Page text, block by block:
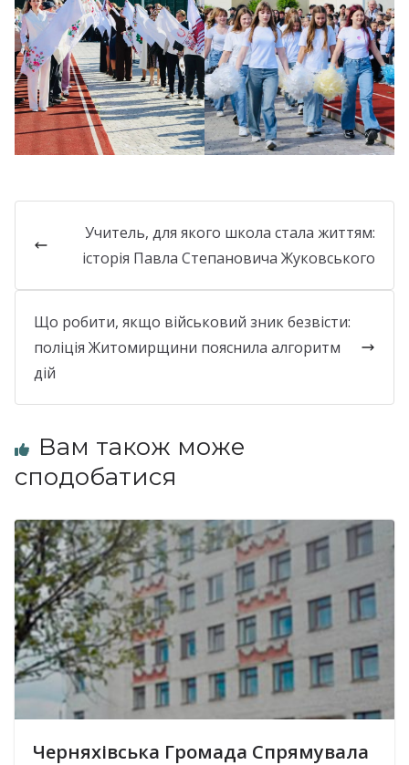
Учитель, для якого школа стала життям:
історія Павла Степановича Жуковського
Що робити, якщо військовий зник безвісти:
поліція Житомирщини пояснила алгоритм
дій
Вам також може
сподобатися
Черняхівська Громада Спрямувала